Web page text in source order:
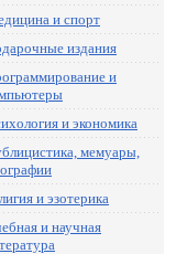
и спорт
издания
и
и экономика
мемуары,
и эзотерика
и научная